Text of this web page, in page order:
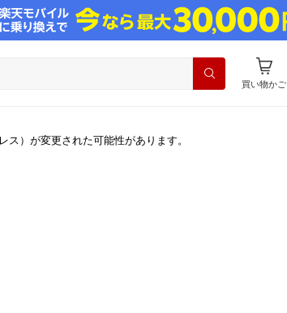
買い物かご
）が変更された可能性があります。